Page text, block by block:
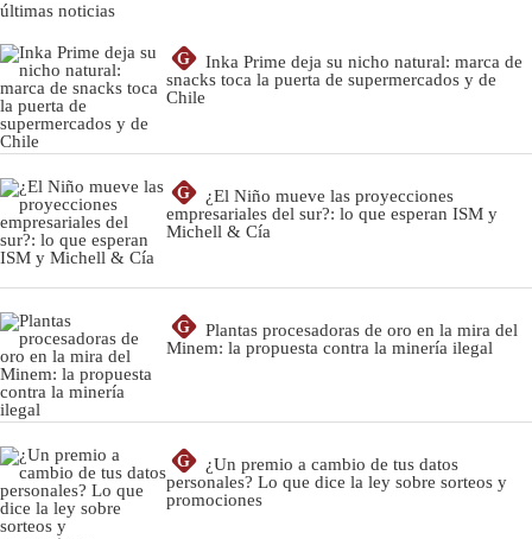
últimas noticias
G
Inka Prime deja su nicho natural: marca de
snacks toca la puerta de supermercados y de
Chile
G
¿El Niño mueve las proyecciones
empresariales del sur?: lo que esperan ISM y
Michell & Cía
G
Plantas procesadoras de oro en la mira del
Minem: la propuesta contra la minería ilegal
G
¿Un premio a cambio de tus datos
personales? Lo que dice la ley sobre sorteos y
promociones